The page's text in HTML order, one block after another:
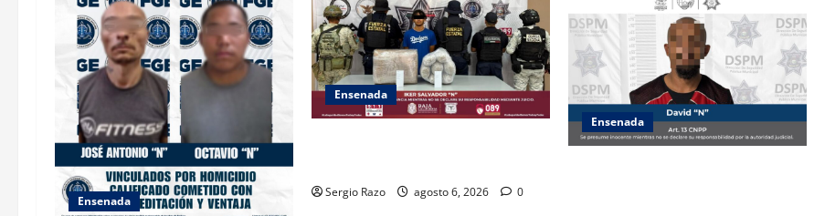
o
n
Ensenada
Ensenada
Sergio Razo agosto 6, 2026 0
Ensenada